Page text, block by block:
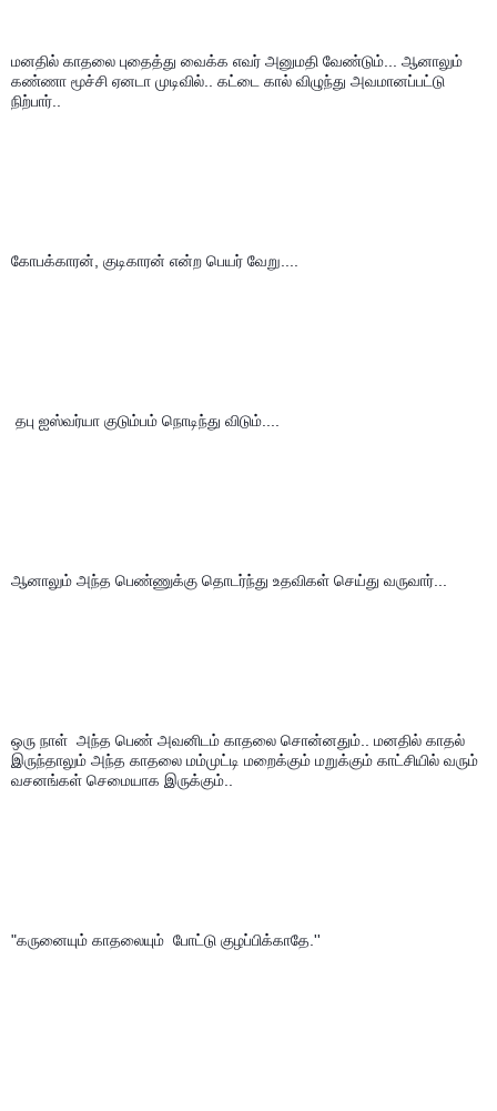
மனதில் காதலை புதைத்து வைக்க எவர் அனுமதி வேண்டும்... ஆனாலும்
கண்ணா மூச்சி ஏனடா முடிவில்.. கட்டை கால் விழுந்து அவமானப்பட்டு
நிற்பார்..
கோபக்காரன், குடிகாரன் என்ற பெயர் வேறு....
தபு ஐஸ்வர்யா குடும்பம் நொடிந்து விடும்....
ஆனாலும் அந்த பெண்ணுக்கு தொடர்ந்து உதவிகள் செய்து வருவார்...
ஒரு நாள்  அந்த பெண் அவனிடம் காதலை சொன்னதும்.. மனதில் காதல்
இருந்தாலும் அந்த காதலை மம்முட்டி மறைக்கும் மறுக்கும் காட்சியில் வரும்
வசனங்கள் செமையாக இருக்கும்..
"கருனையும் காதலையும்  போட்டு குழப்பிக்காதே.''